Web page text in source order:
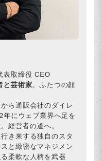
取締役 CEO
と芸術家。ふたつの顔
ら通販会社のダイレ
年にウェブ業界へ足を
経営者の道へ。
き来する独自のスタ
と緻密なマネジメン
柔軟な人柄を武器